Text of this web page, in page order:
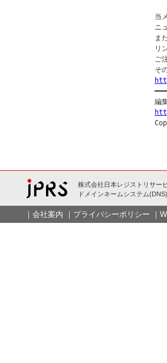
当
ニ
ま
リ
ご
株式会社日本レジストリサー
ドメインネームシステム
｜ 会社案内 ｜ プライバシーポリシー ｜